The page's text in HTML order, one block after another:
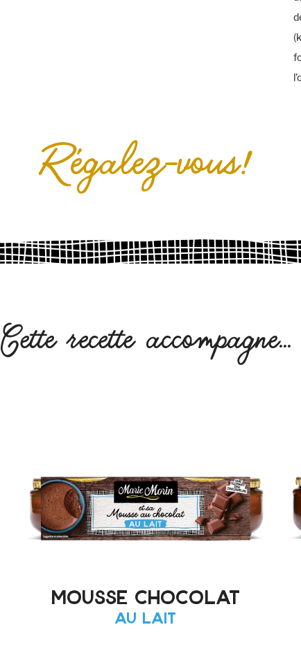
Régalez-vous!
Cette recette accompagne...
mousse chocolat
au lait